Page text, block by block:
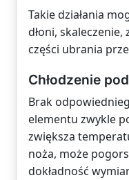
Takie działania
dłoni,
części ubrania
Chłodzenie
Brak
elementu zwykle
zwiększa
noża, może
dokładność